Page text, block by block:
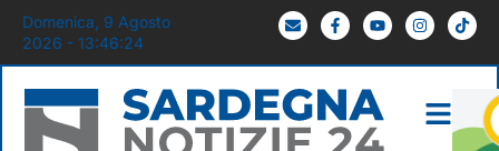
Domenica, 9 Agosto
2026 - 13:46:24